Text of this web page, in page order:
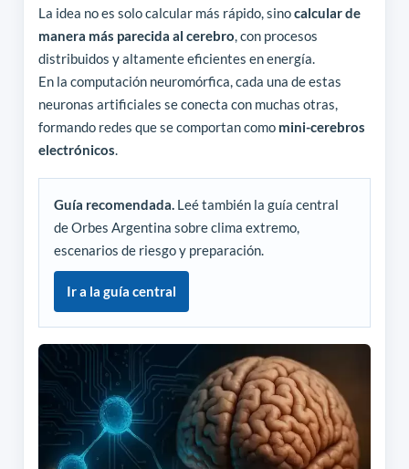
La idea no es solo calcular más rápido, sinocalcular de
manera más parecida al cerebro, con procesos
distribuidos y altamente eficientes en energía.
En la computación neuromórfica, cada una de estas
neuronas artificiales se conecta con muchas otras,
formando redes que se comportan como mini-cerebros
electrónicos.
Guía recomendada.Leé también la guía central
de Orbes Argentina sobre clima extremo,
escenarios de riesgo y preparación.
Ir a la guía central